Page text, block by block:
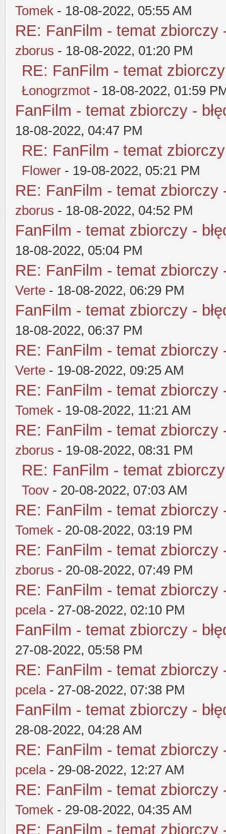
Tomek - 18-08-2022, 05:55 AM
RE: FanFilm - temat zbiorczy
zborus - 18-08-2022, 01:20 PM
RE: FanFilm - temat
Łonogrzmot - 18-08-2022, 01:59
FanFilm - temat zbiorczy -
18-08-2022, 04:47 PM
RE: FanFilm - temat
Flower - 19-08-2022, 05:21 PM
RE: FanFilm - temat zbiorczy
zborus - 18-08-2022, 04:52 PM
FanFilm - temat zbiorczy -
18-08-2022, 05:04 PM
RE: FanFilm - temat zbiorczy
Verte - 18-08-2022, 06:29 PM
FanFilm - temat zbiorczy -
18-08-2022, 06:37 PM
RE: FanFilm - temat zbiorczy
Verte - 19-08-2022, 09:25 AM
RE: FanFilm - temat zbiorczy
Tomek - 19-08-2022, 11:21 AM
RE: FanFilm - temat zbiorczy
zborus - 19-08-2022, 08:31 PM
RE: FanFilm - temat
Toov - 20-08-2022, 07:03 AM
RE: FanFilm - temat zbiorczy
Tomek - 20-08-2022, 03:19 PM
RE: FanFilm - temat zbiorczy
zborus - 20-08-2022, 07:49 PM
RE: FanFilm - temat zbiorczy
pcela- 27-08-2022, 02:10 PM
FanFilm - temat zbiorczy -
27-08-2022, 05:58 PM
RE: FanFilm - temat zbiorczy
pcela- 27-08-2022, 07:38 PM
FanFilm - temat zbiorczy -
28-08-2022, 04:28 AM
RE: FanFilm - temat zbiorczy
pcela- 29-08-2022, 12:27 AM
RE: FanFilm - temat zbiorczy
Tomek - 29-08-2022, 04:35 AM
RE: FanFilm - temat zbiorczy